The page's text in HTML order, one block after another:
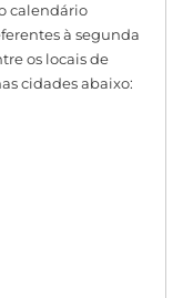
calendário
à segunda
os locais de
cidades abaixo: